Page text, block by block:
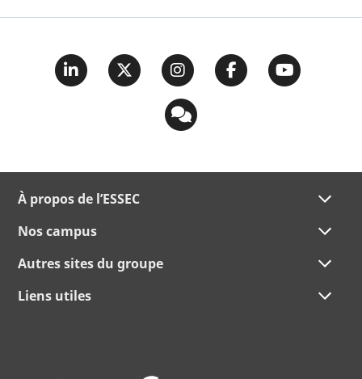
À propos de l’ESSEC
Nos campus
Autres sites du groupe
Liens utiles